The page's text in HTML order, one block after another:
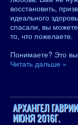
восстановить,
идеального
спасали, вы
то, что пожелаете.
Понимаете? Это
Читать дальше »
АРХАНГЕЛ
ИЮНЯ 2016Г.